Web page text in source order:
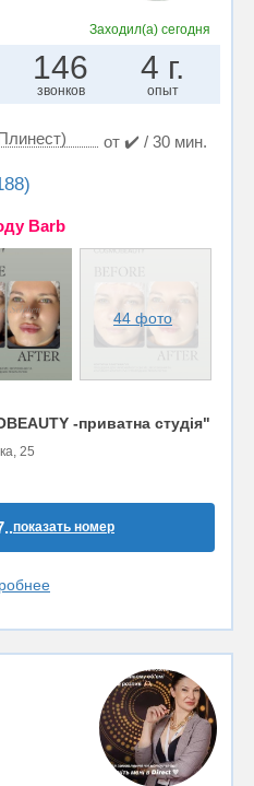
Заходил(а)сегодня
146
звонков
4 г.
опыт
от ✔️ / 30 мин.
Barb
44 фото
-приватна студія"
25
показать номер